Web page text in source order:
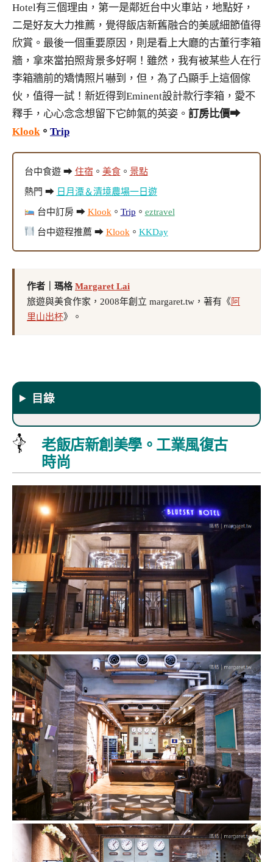
Hotel有三個理由，第一是鄰近台中火車站，地點好，
二是好友大力推薦，覺得飯店新舊融合的美感細節值得
欣賞。最後一個重要原因，則是看上大廳的古董行李箱
牆，拿來當拍照背景多好啊！雖然，我有被某些人在行
李箱牆前的矯情照片嚇到，但，為了凸顯手上這個傢
伙，值得一試！新近得到Eminent設計款行李箱，愛不
釋手，心心念念想留下它帥氣的英姿。 訂房比價➡
Klook。 Trip
台中食遊 ➡ 住宿 。 美食。 景點
熱門 ➡ 日月潭＆清境農場一日遊
台中訂房 ➡ Klook 。 Trip 。 eztravel
台中遊程推薦 ➡ Klook 。 KKDay
作者｜瑪格Margaret Lai
旅遊與美食作家，2008年創立 margaret.tw，著有《阿
里山出杯》。
目錄
老飯店新創美學。工業風復古
時尚